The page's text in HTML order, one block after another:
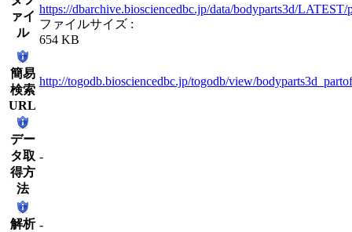
ァイ
ル
https://dbarchive.biosciencedbc.jp/data/bodyparts3d/LATEST/
ファイルサイズ :
654 KB
簡易
検索
URL
http://togodb.biosciencedbc.jp/togodb/view/
デー
タ取
得方
法
-
解析 -